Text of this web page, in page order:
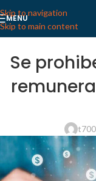
Skip to navigation
Skip to main content
MENU
Se